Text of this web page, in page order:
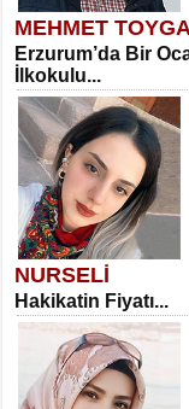
MEHMET
Erzurum’da Bir
İlkokulu...
NURSELİ
Hakikatin Fiyatı...